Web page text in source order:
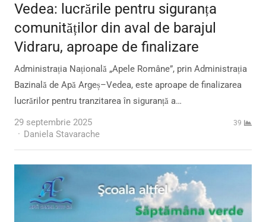
Vedea: lucrările pentru siguranța
comunităților din aval de barajul
Vidraru, aproape de finalizare
Administrația Națională „Apele Române”, prin Administrația
Bazinală de Apă Argeș–Vedea, este aproape de finalizarea
lucrărilor pentru tranzitarea în siguranță a…
29 septembrie 2025
Author
Daniela Stavarache
39